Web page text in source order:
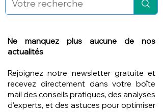
Ne manquez plus aucune de nos
actualités
Rejoignez notre newsletter gratuite et
recevez directement dans votre boîte
mail des conseils pratiques, des analyses
d'experts, et des astuces pour optimiser